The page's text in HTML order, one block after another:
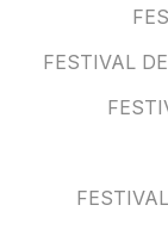
FESTIVAL